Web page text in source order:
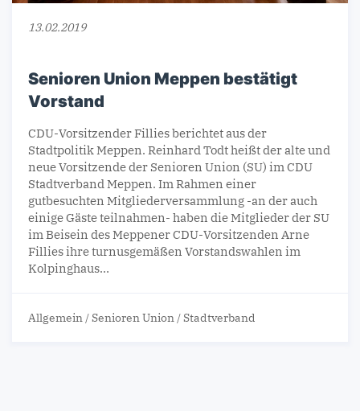
13.02.2019
Senioren Union Meppen bestätigt
Vorstand
CDU-Vorsitzender Fillies berichtet aus der
Stadtpolitik Meppen. Reinhard Todt heißt der alte und
neue Vorsitzende der Senioren Union (SU) im CDU
Stadtverband Meppen. Im Rahmen einer
gutbesuchten Mitgliederversammlung -an der auch
einige Gäste teilnahmen- haben die Mitglieder der SU
im Beisein des Meppener CDU-Vorsitzenden Arne
Fillies ihre turnusgemäßen Vorstandswahlen im
Kolpinghaus…
Allgemein /Senioren Union /Stadtverband